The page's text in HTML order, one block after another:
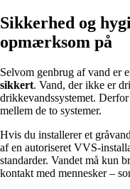
Sikkerhed og
opmærksom på
Selvom genbrug af vand er
sikkert. Vand, der ikke er
drikkevandssystemet.
mellem de to systemer.
Hvis du installerer et
af en autoriseret VVS-
standarder. Vandet må kun
kontakt med mennesker –